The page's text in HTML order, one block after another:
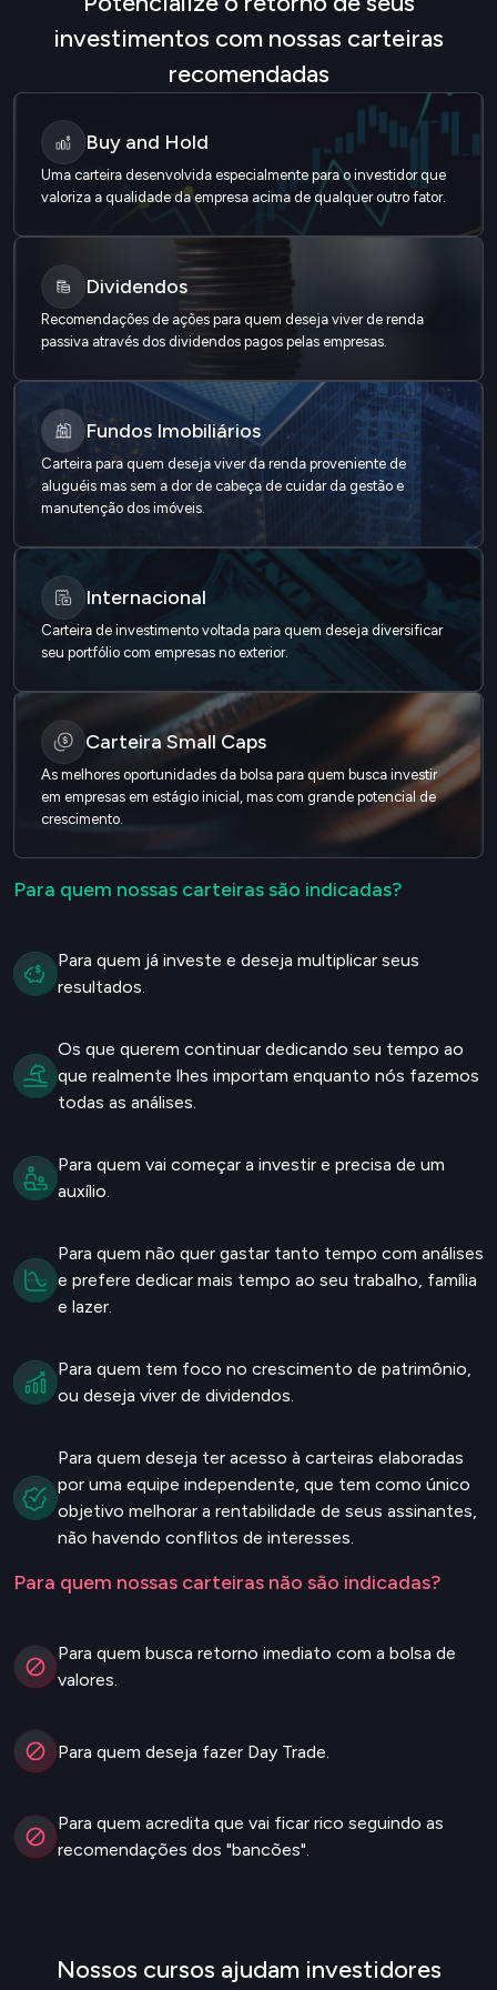
investimentos com nossas carteiras
recomendadas
Buy and Hold
Uma carteira desenvolvida especialmente para o investidor que
valoriza a qualidade da empresa acima de qualquer outro fator.
Dividendos
Recomendações de ações para quem deseja viver de renda
passiva através dos dividendos pagos pelas empresas.
Fundos Imobiliários
Carteira para quem deseja viver da renda proveniente de
aluguéis mas sem a dor de cabeça de cuidar da gestão e
manutenção dos imóveis.
Internacional
Carteira de investimento voltada para quem deseja diversificar
seu portfólio com empresas no exterior.
Carteira Small Caps
As melhores oportunidades da bolsa para quem busca investir
em empresas em estágio inicial, mas com grande potencial de
crescimento.
Para quem nossas carteiras são indicadas?
Para quem já investe e deseja multiplicar seus
resultados.
Os que querem continuar dedicando seu tempo ao
que realmente lhes importam enquanto nós fazemos
todas as análises.
Para quem vai começar a investir e precisa de um
auxílio.
Para quem não quer gastar tanto tempo com análises
e prefere dedicar mais tempo ao seu trabalho, família
e lazer.
Para quem tem foco no crescimento de patrimônio,
ou deseja viver de dividendos.
Para quem deseja ter acesso à carteiras elaboradas
por uma equipe independente, que tem como único
objetivo melhorar a rentabilidade de seus assinantes,
não havendo conflitos de interesses.
Para quem nossas carteiras não são indicadas?
Para quem busca retorno imediato com a bolsa de
valores.
Para quem deseja fazer Day Trade.
Para quem acredita que vai ficar rico seguindo as
recomendações dos "bancões".
Nossos cursos ajudam investidores